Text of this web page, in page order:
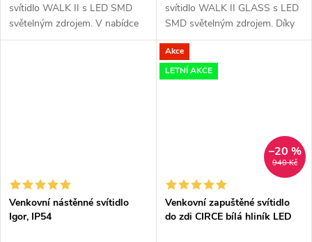
svítidlo WALK II s LED SMD
světelným zdrojem. V nabídce
je v bílé a černé barvě a ve dvou
svítidlo WALK II GLASS s LED
SMD světelným zdrojem. Díky
vysokému IP66 určené pro
montáž v interiéru i exteriéru. V
nabídce je v bílé a černé barvě.
Venkovní nástěnné svítidlo
Igor, IP54
Akce
LETNÍ AKCE
940 Kč
–20 %
Venkovní zapuštěné svítidlo
do zdi CIRCE bílá hliník LED